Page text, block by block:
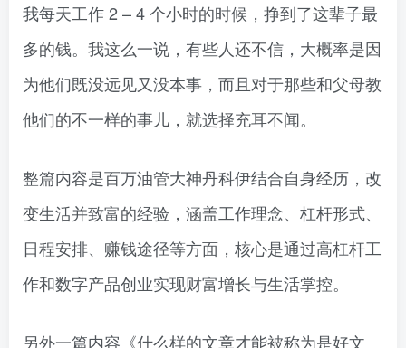
我每天工作 2 – 4 个小时的时候，挣到了这辈子最
多的钱。我这么一说，有些人还不信，大概率是因
为他们既没远见又没本事，而且对于那些和父母教
他们的不一样的事儿，就选择充耳不闻。
整篇内容是百万油管大神丹科伊结合自身经历，改
变生活并致富的经验，涵盖工作理念、杠杆形式、
日程安排、赚钱途径等方面，核心是通过高杠杆工
作和数字产品创业实现财富增长与生活掌控。
另外一篇内容《什么样的文章才能被称为是好文